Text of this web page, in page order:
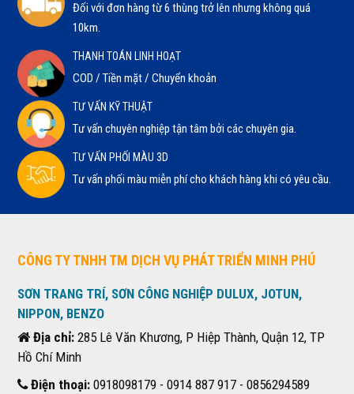
Đối với đơn hàng từ 6 thùng trở lên nhưng không quá
10km.
THANH TOÁN LINH HOẠT
COD / Tiền mặt / Chuyển khoản
TƯ VẤN KỸ THUẬT
Tư vấn chuyên nghiệp tận tâm bởi các chuyên gia.
TƯ VẤN PHỐI MÀU 3D
Tư vấn phối màu miễn phí cho khách hàng khi có yêu cầu.
CÔNG TY TNHH TM DỊCH VỤ PHÁT TRIỂN MINH PHÚ
SƠN TRANG TRÍ, SƠN CÔNG NGHIỆP DULUX, JOTUN,
NIPPON, BENZO
Địa chỉ: 285 Lê Văn Khương, P Hiệp Thành, Quận 12, TP
Hồ Chí Minh
Điện thoại: 0918098179 - 0914 887 917 - 0856294589